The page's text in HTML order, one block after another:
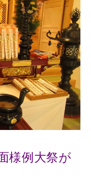
様例大祭が